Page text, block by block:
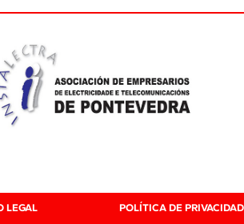
LEGAL POLÍTICA DE PRIVACIDAD